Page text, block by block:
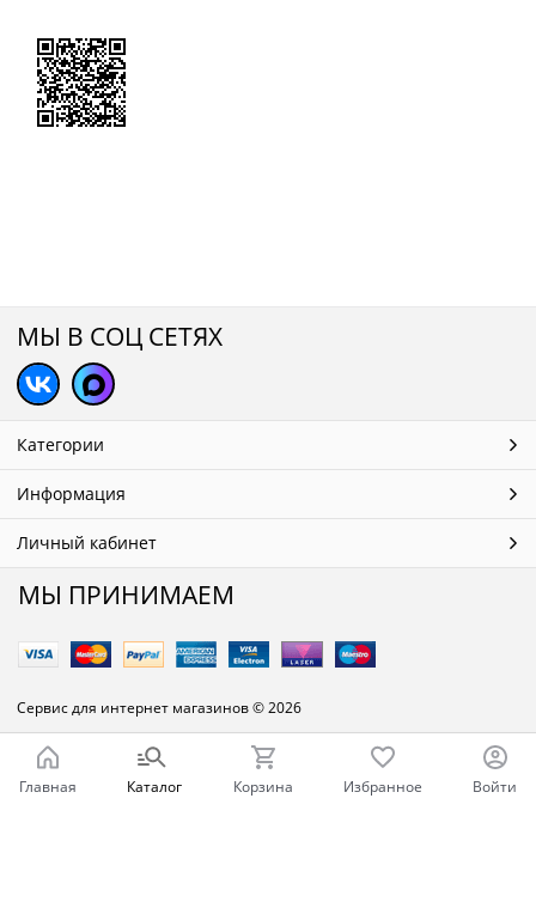
МЫ В СОЦ СЕТЯХ
Категории
Информация
Личный кабинет
МЫ ПРИНИМАЕМ
Сервис для интернет магазинов© 2026
Главная Каталог Корзина Избранное Войти